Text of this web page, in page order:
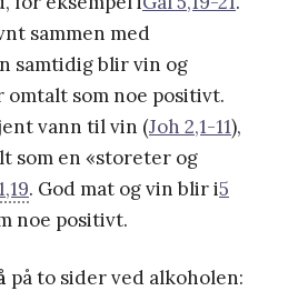
sammen med
samtidig blir vin og
som noe positivt.
vann til vin (Joh 2,1-11),
som en «storeter og
. God mat og vin blir i5
noe positivt.
på to sider ved alkoholen: